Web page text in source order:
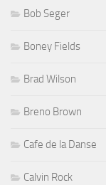
Bob Seger
Boney Fields
Brad Wilson
Breno Brown
Cafe de la Danse
Calvin Rock